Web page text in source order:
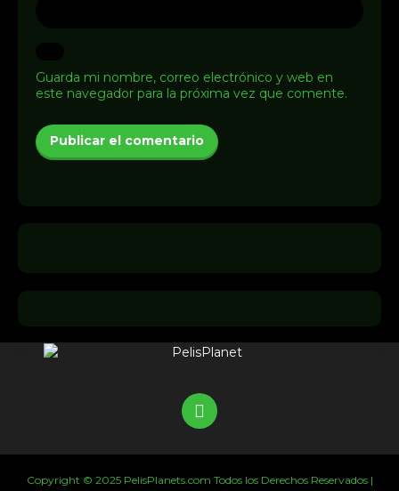
Guarda mi nombre, correo electrónico y web en
este navegador para la próxima vez que comente.
Copyright © 2025 PelisPlanets.com Todos los Derechos Reservados |